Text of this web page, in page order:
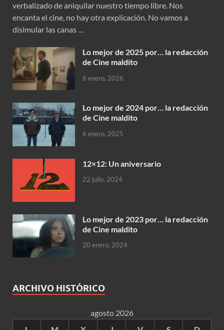
verbalizado de aniquilar nuestro tiempo libre. Nos
encanta el cine, no hay otra explicación. No vamos a
disimular las canas …
Lo mejor de 2025 por… la redacción
de Cine maldito
6 enero, 2026
Lo mejor de 2024 por… la redacción
de Cine maldito
6 enero, 2025
12×12: Un aniversario
22 julio, 2024
Lo mejor de 2023 por… la redacción
de Cine maldito
20 enero, 2024
ARCHIVO HISTÓRICO
agosto 2026